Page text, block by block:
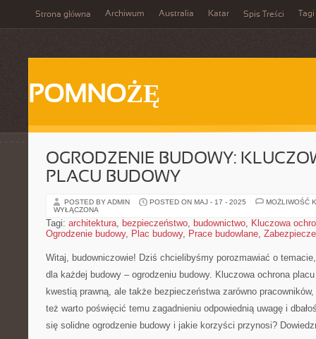
Strona główna Archiwum Australia Katar Spis Treści Tagi
POMNOŻĘ
OGRODZENIE BUDOWY:
PLACU BUDOWY
POSTED BY ADMIN POSTED ON MAJ - 17 - 2025
MOŻLIWOŚĆ
WYŁĄCZONA
Tagi: architektura, bezpieczeństwo, budownictwo, Kluczowa
Ogrodzenie budowy, Plac budowy, Prace budowlane,
Witaj, budowniczowie! ‍Dziś chcielibyśmy porozmawiać o
dla każdej budowy – ogrodzeniu ⁣budowy. Kluczowa ‍ochrona
kwestią prawną, ale także‍ bezpieczeństwa ⁣zarówno
też ⁤warto‌ poświęcić temu zagadnieniu odpowiednią uwagę‌ i
się solidne ogrodzenie budowy ⁢i jakie korzyści przynosi?